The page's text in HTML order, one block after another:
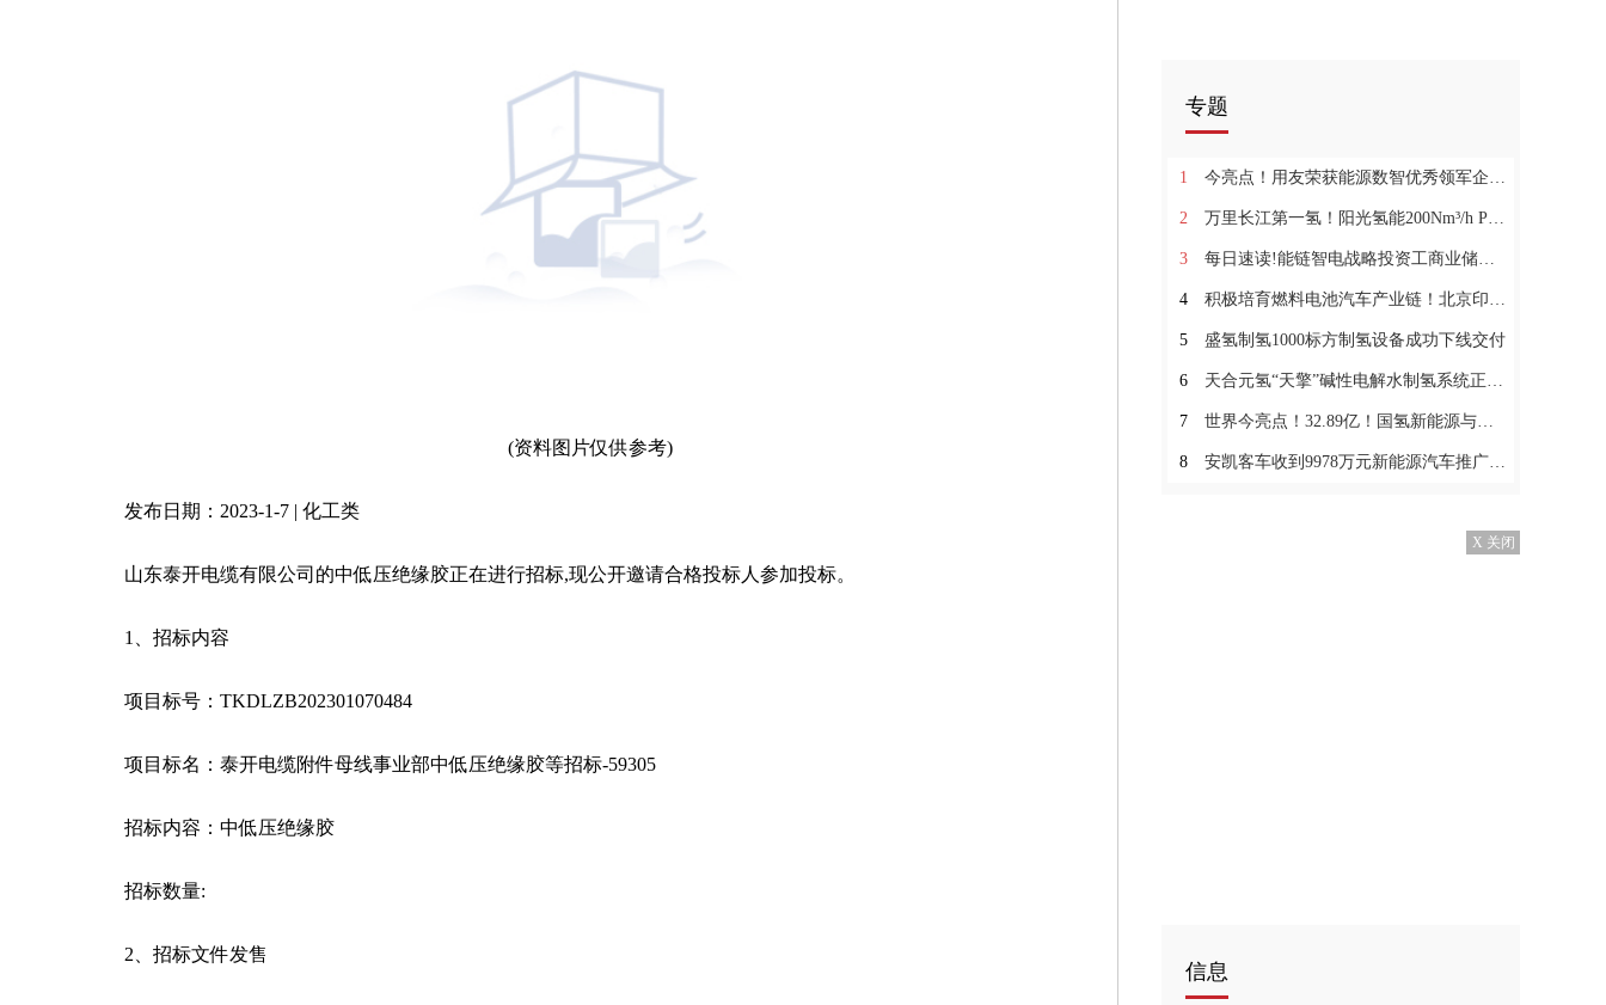
(资料图片仅供参考)
发布日期：2023-1-7 | 化工类
山东泰开电缆有限公司的中低压绝缘胶正在进行招标,现公开邀请合格投标人参加投标。
1、招标内容
项目标号：TKDLZB202301070484
项目标名：泰开电缆附件母线事业部中低压绝缘胶等招标-59305
招标内容：中低压绝缘胶
招标数量:
2、招标文件发售
专题
1 今亮点！用友荣获能源数智优秀领军企业奖 全面助力能源行业数智化
2 万里长江第一氢！阳光氢能200Nm³/h PEM电解槽全功率达产
3 每日速读!能链智电战略投资工商业储能创新企业LEGEND ENERGY乐驾能源
4 积极培育燃料电池汽车产业链！北京印发《市管企业碳达峰行动方案》-短讯
5 盛氢制氢1000标方制氢设备成功下线交付
6 天合元氢“天擎”碱性电解水制氢系统正式出货
7 世界今亮点！32.89亿！国氢新能源与荆州高新区签署战略合作协议
8 安凯客车收到9978万元新能源汽车推广应用补贴|世界快资讯
X 关闭
信息